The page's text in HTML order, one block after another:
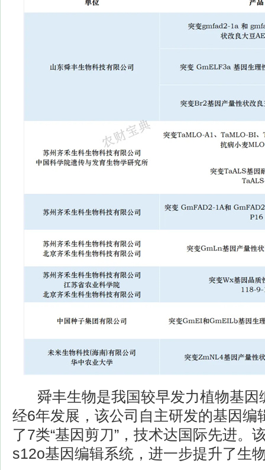
舜丰生物是我国较早发力植物基因
经6年发展，该公司自主研发的基因编
了7类“基因剪刀”，技术达国际先进。
s12o基因编辑系统，进一步提升了生